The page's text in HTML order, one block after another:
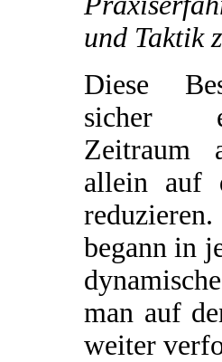
und Taktik
Diese
sicher
Zeitraum
allein auf
begann in
man auf
weiter